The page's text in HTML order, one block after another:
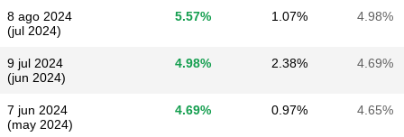
8 ago 2024
(jul 2024)
5.57% 1.07% 4.98%
9 jul 2024
(jun 2024)
4.98% 2.38% 4.69%
7 jun 2024
(may 2024)
4.69% 0.97% 4.65%